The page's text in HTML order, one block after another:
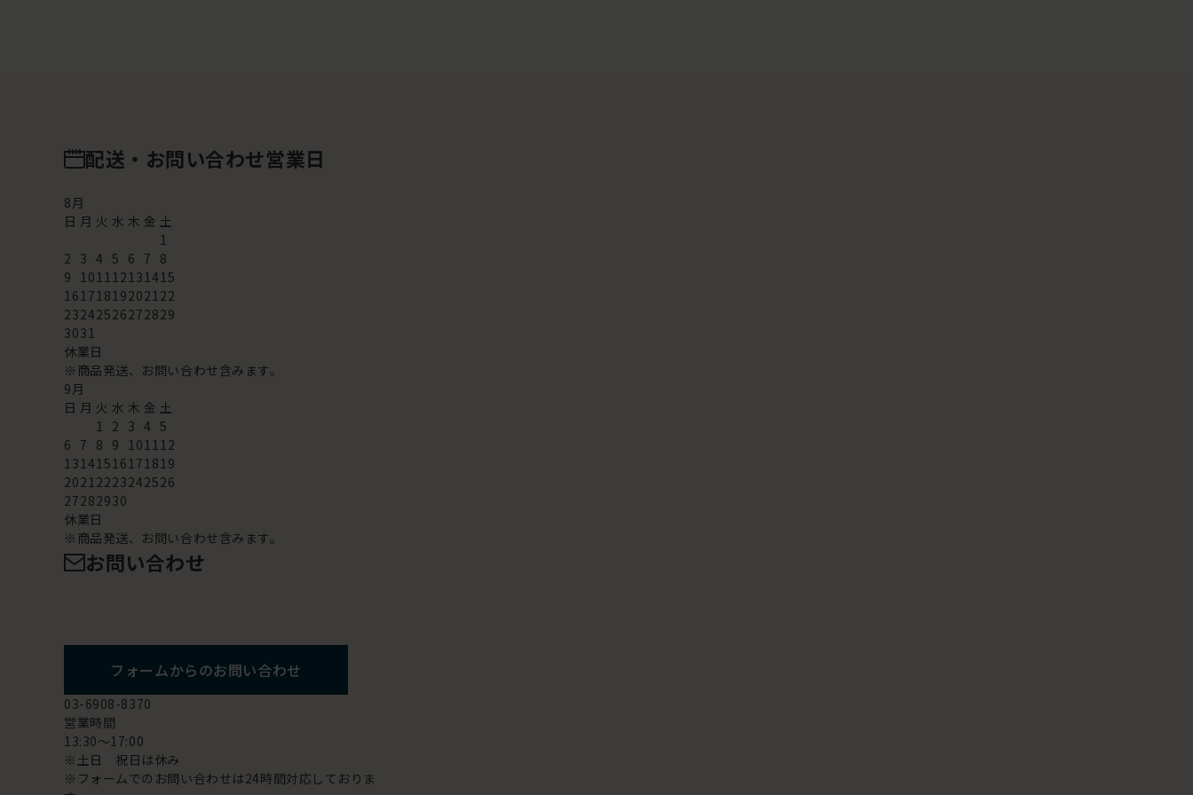
配送・お問い合わせ営業日
8月
日 月 火 水 木 金 土
1
2 3 4 5 6 7 8
9 101112131415
16171819202122
23242526272829
3031
休業日
※商品発送、お問い合わせ含みます。
9月
日 月 火 水 木 金 土
1 2 3 4 5
6 7 8 9 101112
13141516171819
20212223242526
27282930
休業日
※商品発送、お問い合わせ含みます。
お問い合わせ
フォームからのお問い合わせ
03-6908-8370
営業時間
13:30～17:00
※土日 祝日は休み
※フォームでのお問い合わせは24時間対応しておりま